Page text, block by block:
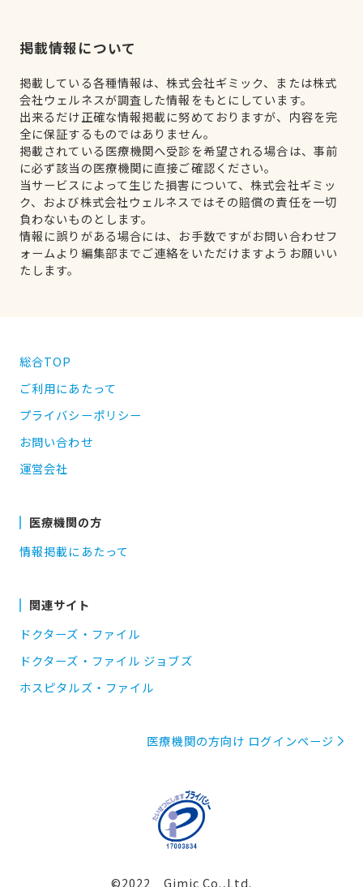
掲載情報について
掲載している各種情報は、株式会社ギミック、または株式
会社ウェルネスが調査した情報をもとにしています。
出来るだけ正確な情報掲載に努めておりますが、内容を完
全に保証するものではありません。
掲載されている医療機関へ受診を希望される場合は、事前
に必ず該当の医療機関に直接ご確認ください。
当サービスによって生じた損害について、株式会社ギミッ
ク、および株式会社ウェルネスではその賠償の責任を一切
負わないものとします。
情報に誤りがある場合には、お手数ですがお問い合わせフ
ォームより編集部までご連絡をいただけますようお願いい
たします。
総合TOP
ご利用にあたって
プライバシーポリシー
お問い合わせ
運営会社
医療機関の方
情報掲載にあたって
関連サイト
ドクターズ・ファイル
ドクターズ・ファイル ジョブズ
ホスピタルズ・ファイル
医療機関の方向け ログインページ
©2022 Gimic Co.,Ltd.